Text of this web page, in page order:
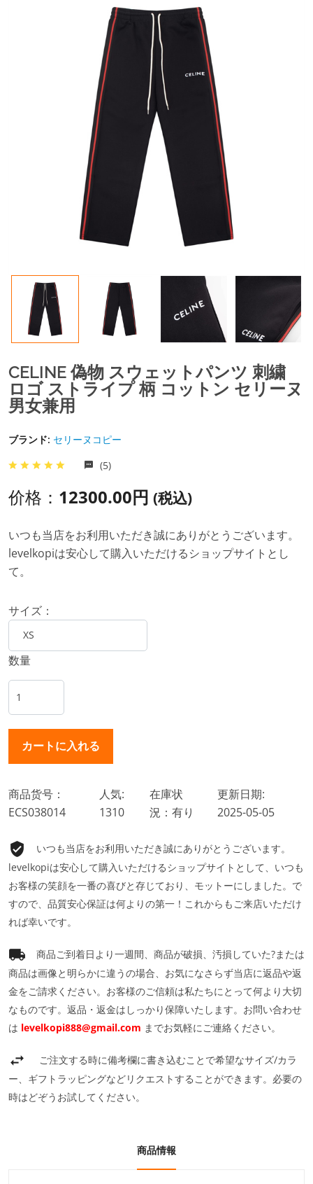
CELINE 偽物 スウェットパンツ 刺繍
ロゴ ストライプ 柄 コットン セリーヌ
男女兼用
ブランド: セリーヌコピー
(5)
价格： 12300.00円 (税込)
いつも当店をお利用いただき誠にありがとうございます。
levelkopiは安心して購入いただけるショップサイトとし
て。
サイズ：
数量
商品货号：
ECS038014
人気:
1310
在庫状
況：有り
更新日期:
2025-05-05
いつも当店をお利用いただき誠にありがとうございます。
levelkopiは安心して購入いただけるショップサイトとして、いつも
お客様の笑顔を一番の喜びと存じており、モットーにしました。で
すので、品質安心保証は何よりの第一！これからもご来店いただけ
れば幸いです。
商品ご到着日より一週間、商品が破損、汚損していた?または
商品は画像と明らかに違うの場合、お気になさらず当店に返品や返
金をご請求ください。お客様のご信頼は私たちにとって何より大切
なものです。返品・返金はしっかり保障いたします。お問い合わせ
は levelkopi888@gmail.com までお気軽にご連絡ください。
ご注文する時に備考欄に書き込むことで希望なサイズ/カラ
ー、ギフトラッピングなどリクエストすることができます。必要の
時はどぞうお試してください。
商品情報